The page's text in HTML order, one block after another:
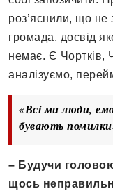
роз’яснили, що не
громада, досвід
немає. Є Чортків,
аналізуємо,
«Всі ми люди,
бувають
– Будучи
щось